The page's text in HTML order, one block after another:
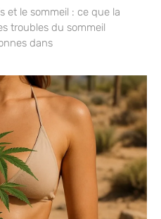
et le sommeil : ce que la
troubles du sommeil
dans